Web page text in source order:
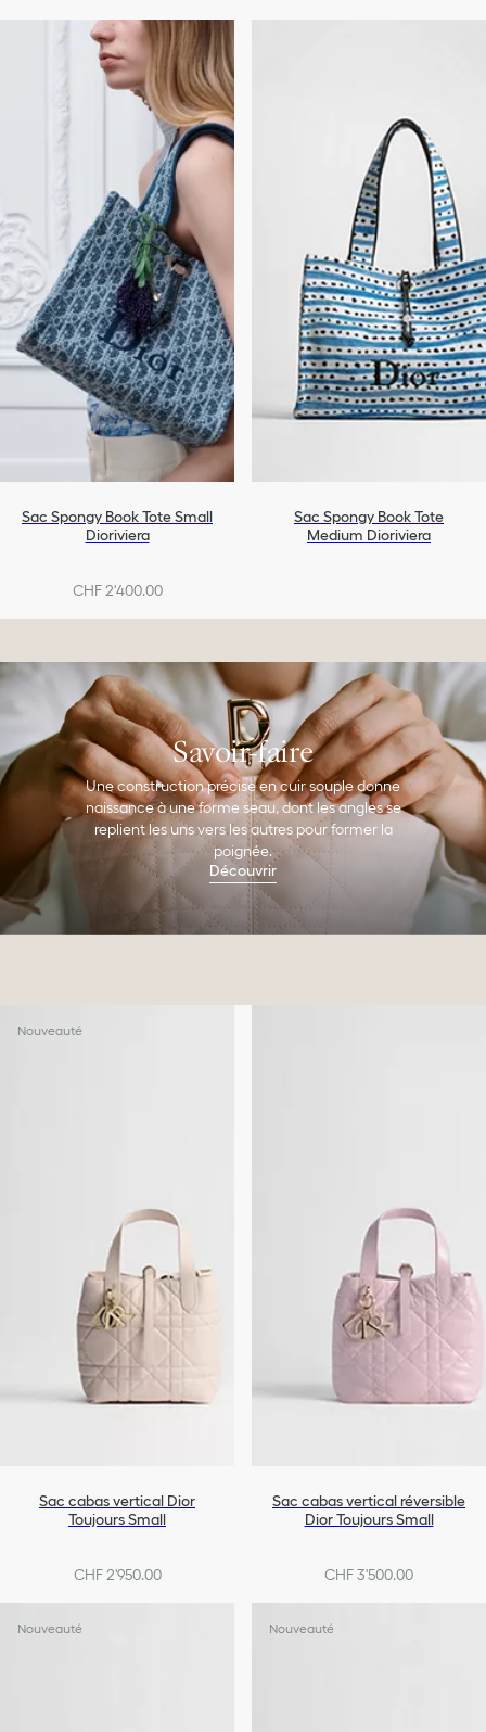
Sac Spongy Book Tote Small
Dioriviera
CHF 2'400.00
Sac Spongy Book Tote
Medium Dioriviera
Savoir-faire
Une construction précise en cuir souple donne
naissance à une forme seau, dont les angles se
replient les uns vers les autres pour former la
poignée.
Découvrir
Nouveauté
Sac cabas vertical Dior
Toujours Small
CHF 2'950.00
Sac cabas vertical réversible
Dior Toujours Small
CHF 3'500.00
Nouveauté Nouveauté